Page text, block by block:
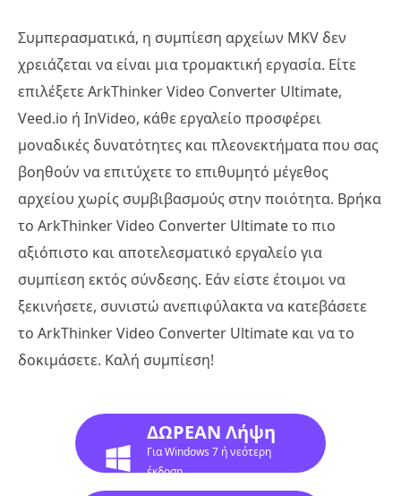
Συμπερασματικά, η συμπίεση αρχείων MKV δεν
χρειάζεται να είναι μια τρομακτική εργασία. Είτε
επιλέξετε ArkThinker Video Converter Ultimate,
Veed.io ή InVideo, κάθε εργαλείο προσφέρει
μοναδικές δυνατότητες και πλεονεκτήματα που σας
βοηθούν να επιτύχετε το επιθυμητό μέγεθος
αρχείου χωρίς συμβιβασμούς στην ποιότητα. Βρήκα
το ArkThinker Video Converter Ultimate το πιο
αξιόπιστο και αποτελεσματικό εργαλείο για
συμπίεση εκτός σύνδεσης. Εάν είστε έτοιμοι να
ξεκινήσετε, συνιστώ ανεπιφύλακτα να κατεβάσετε
το ArkThinker Video Converter Ultimate και να το
δοκιμάσετε. Καλή συμπίεση!
ΔΩΡΕΑΝ Λήψη
Για Windows 7 ή νεότερη
έκδοση